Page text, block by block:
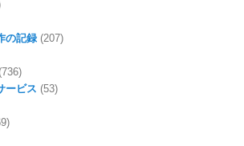
の記録 (207)
(736)
ービス (53)